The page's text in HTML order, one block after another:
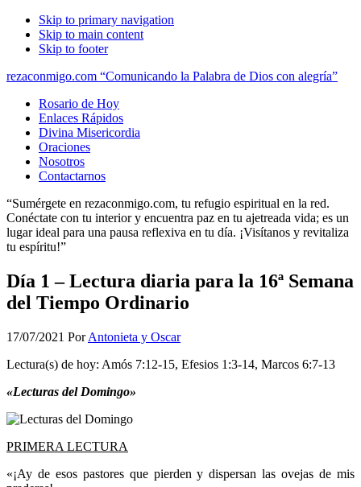
Skip to primary navigation
Skip to main content
Skip to footer
rezaconmigo.com “Comunicando la Palabra de Dios con alegría”
Rosario de Hoy
Enlaces Rápidos
Divina Misericordia
Oraciones
Nosotros
Contactarnos
“Sumérgete en rezaconmigo.com, tu refugio espiritual en la red.
Conéctate con tu interior y encuentra paz en tu ajetreada vida; es un
lugar ideal para una pausa reflexiva en tu día. ¡Visítanos y revitaliza
tu espíritu!”
Día 1 – Lectura diaria para la 16ª Semana
del Tiempo Ordinario
17/07/2021 PorAntonieta y Oscar
Lectura(s) de hoy: Amós 7:12-15, Efesios 1:3-14, Marcos 6:7-13
«Lecturas del Domingo»
PRIMERA LECTURA
«¡Ay de esos pastores que pierden y dispersan las ovejas de mis